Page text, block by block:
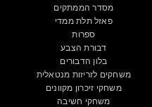
מסדר הממתקים
פאזל תלת ממדי
ספרות
דבורת הצבע
בלון הדבורים
משחקים לזריזות מנטאלית
משחקי זיכרון מקוונים
משחקי חשיבה